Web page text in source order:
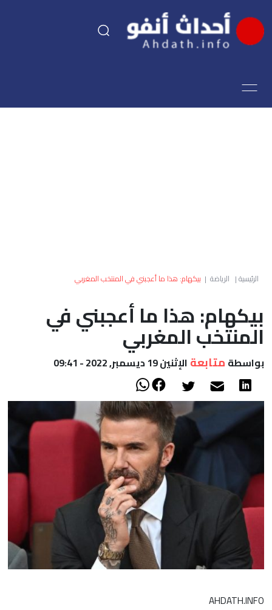
اقتصاد
العالم
أعمدة
الصحراء
الرئيسية| الرياضة | بيكهام: هذا ما أعجبني في المنتخب المغربي
بيكهام: هذا ما أعجبني في
المنتخب المغربي
بواسطة متابعة الإثنين 19 ديسمبر, 2022 - 09:41
AHDATH.INFO